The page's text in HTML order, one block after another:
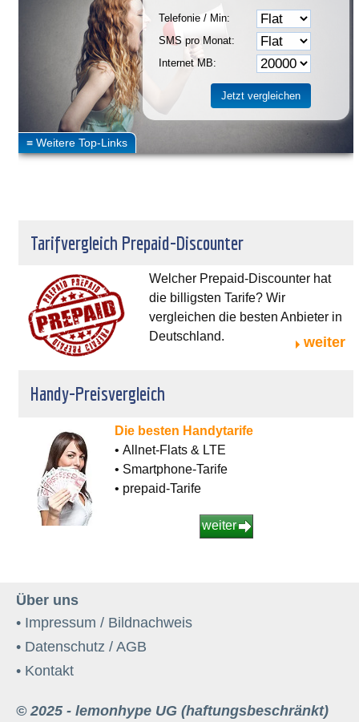
Telefonie / Min:
SMS pro Monat:
Internet MB:
Tarifvergleich Prepaid-Discounter
Welcher Prepaid-Discounter hat
die billigsten Tarife? Wir
vergleichen die besten Anbieter in
Deutschland.
weiter
Handy-Preisvergleich
Die besten Handytarife
• Allnet-Flats & LTE
• Smartphone-Tarife
• prepaid-Tarife
weiter
Über uns
• Impressum / Bildnachweis
• Datenschutz / AGB
• Kontakt
© 2025 - lemonhype UG (haftungsbeschränkt)